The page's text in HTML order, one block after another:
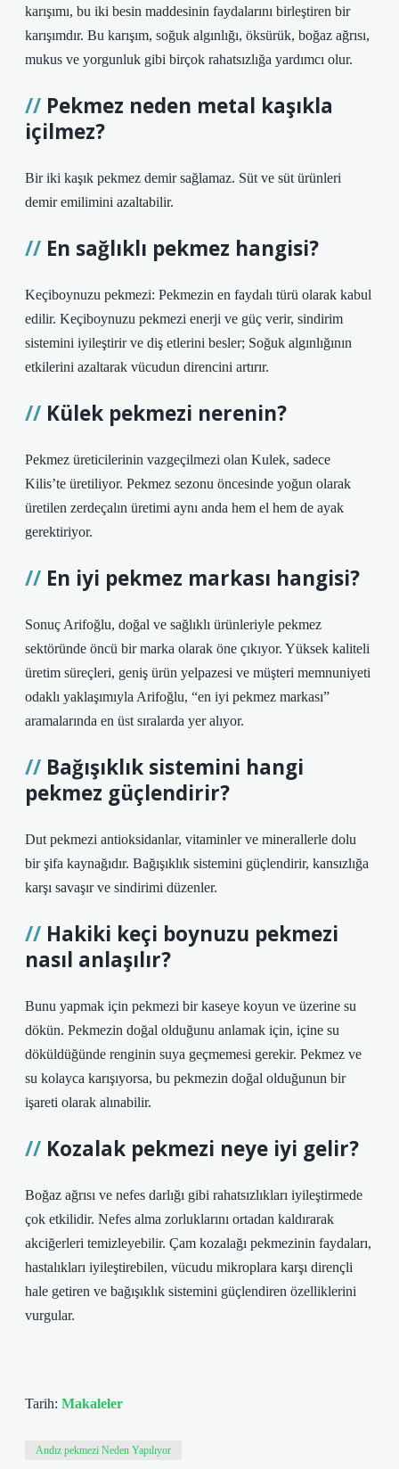
karışımı, bu iki besin maddesinin faydalarını birleştiren bir
karışımdır. Bu karışım, soğuk algınlığı, öksürük, boğaz ağrısı,
mukus ve yorgunluk gibi birçok rahatsızlığa yardımcı olur.
Pekmez neden metal kaşıkla
içilmez?
Bir iki kaşık pekmez demir sağlamaz. Süt ve süt ürünleri
demir emilimini azaltabilir.
En sağlıklı pekmez hangisi?
Keçiboynuzu pekmezi: Pekmezin en faydalı türü olarak kabul
edilir. Keçiboynuzu pekmezi enerji ve güç verir, sindirim
sistemini iyileştirir ve diş etlerini besler; Soğuk algınlığının
etkilerini azaltarak vücudun direncini artırır.
Külek pekmezi nerenin?
Pekmez üreticilerinin vazgeçilmezi olan Kulek, sadece
Kilis’te üretiliyor. Pekmez sezonu öncesinde yoğun olarak
üretilen zerdeçalın üretimi aynı anda hem el hem de ayak
gerektiriyor.
En iyi pekmez markası hangisi?
Sonuç Arifoğlu, doğal ve sağlıklı ürünleriyle pekmez
sektöründe öncü bir marka olarak öne çıkıyor. Yüksek kaliteli
üretim süreçleri, geniş ürün yelpazesi ve müşteri memnuniyeti
odaklı yaklaşımıyla Arifoğlu, “en iyi pekmez markası”
aramalarında en üst sıralarda yer alıyor.
Bağışıklık sistemini hangi
pekmez güçlendirir?
Dut pekmezi antioksidanlar, vitaminler ve minerallerle dolu
bir şifa kaynağıdır. Bağışıklık sistemini güçlendirir, kansızlığa
karşı savaşır ve sindirimi düzenler.
Hakiki keçi boynuzu pekmezi
nasıl anlaşılır?
Bunu yapmak için pekmezi bir kaseye koyun ve üzerine su
dökün. Pekmezin doğal olduğunu anlamak için, içine su
döküldüğünde renginin suya geçmemesi gerekir. Pekmez ve
su kolayca karışıyorsa, bu pekmezin doğal olduğunun bir
işareti olarak alınabilir.
Kozalak pekmezi neye iyi gelir?
Boğaz ağrısı ve nefes darlığı gibi rahatsızlıkları iyileştirmede
çok etkilidir. Nefes alma zorluklarını ortadan kaldırarak
akciğerleri temizleyebilir. Çam kozalağı pekmezinin faydaları,
hastalıkları iyileştirebilen, vücudu mikroplara karşı dirençli
hale getiren ve bağışıklık sistemini güçlendiren özelliklerini
vurgular.
Tarih: Makaleler
Andız pekmezi Neden Yapılıyor